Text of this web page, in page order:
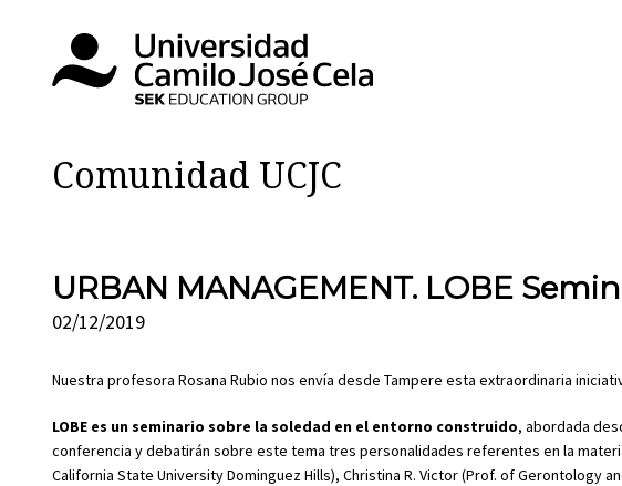
Comunidad UCJC
URBAN MANAGEMENT. LOBE
02/12/2019
Nuestra profesora Rosana Rubio nos envía desde Tampere esta extraordinaria
LOBE es un seminario sobre la soledad en el entorno construido, abordada
conferencia y debatirán sobre este tema tres personalidades referentes en la
California State University Dominguez Hills), Christina R. Victor (Prof. of Gerontology